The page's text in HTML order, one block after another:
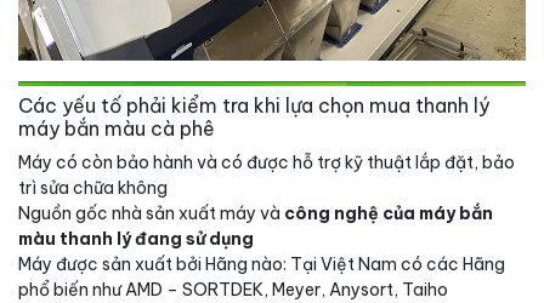
Các yếu tố phải kiểm tra khi lựa chọn mua thanh lý
máy bắn màu cà phê
Máy có còn bảo hành và có được hỗ trợ kỹ thuật lắp đặt, bảo
trì sửa chữa không
Nguồn gốc nhà sản xuất máy và công nghệ của máy bắn
màu thanh lý đang sử dụng
Máy được sản xuất bởi Hãng nào: Tại Việt Nam có các Hãng
phổ biến như AMD – SORTDEK, Meyer, Anysort, Taiho